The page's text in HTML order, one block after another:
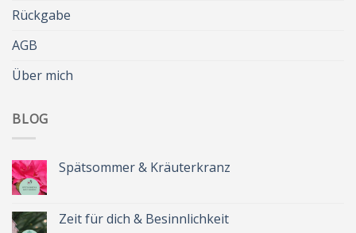
Rückgabe
AGB
Über mich
BLOG
Spätsommer & Kräuterkranz
Spätsommer
&
Zeit für dich & Besinnlichkeit